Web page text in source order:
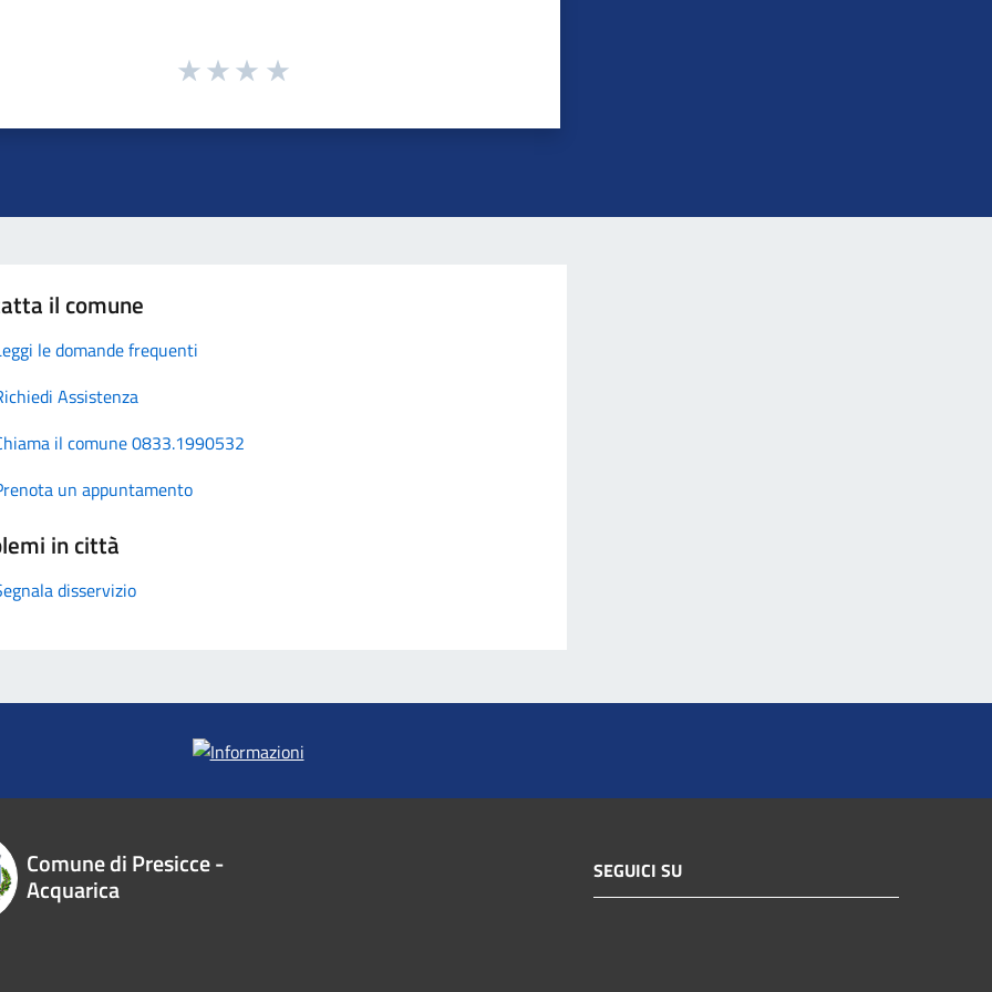
il comune
le domande frequenti
Assistenza
il comune 0833.1990532
un appuntamento
in città
disservizio
Comune di Presicce -
Acquarica
SEGUICI SU